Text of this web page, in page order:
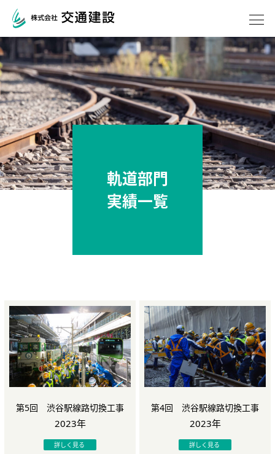
会社案内
社長あいさつ
経営方針（6本柱）
社章・マスコットキャ
ラクター
会社概要とコンプライ
アンス
組織図
事業所
協力会社
働きやすい環境づくり
(CM)・社歌
・オリジナルグッズ
軌道部門 土木部門 機械部門
軌道部門 土木部門 機械部門
テクノロジー
安全の取組み
採用情報
軌道部門
実績一覧
第5回 渋谷駅線路切換工事
2023年
詳しく見る
第4回 渋谷駅線路切換工事
2023年
詳しく見る